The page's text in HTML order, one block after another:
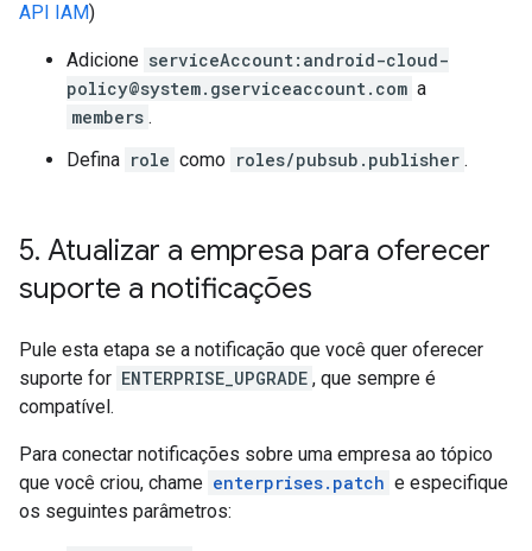
API IAM)
Adicione serviceAccount:android-cloud-
policy@system.gserviceaccount.com a
members .
Defina role como roles/pubsub.publisher .
5. Atualizar a empresa para oferecer
suporte a notificações
Pule esta etapa se a notificação que você quer oferecer
suporte for ENTERPRISE_UPGRADE , que sempre é
compatível.
Para conectar notificações sobre uma empresa ao tópico
que você criou, chame enterprises.patch e especifique
os seguintes parâmetros: